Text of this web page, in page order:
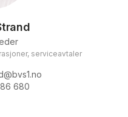
serviceavtaler
680